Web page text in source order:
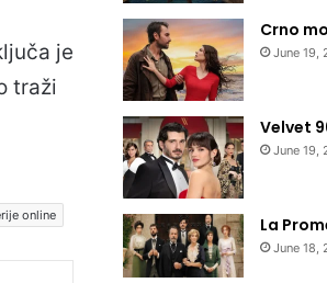
je
traži
online
Crno
June 19,
Velvet
June 19,
La
June 18,